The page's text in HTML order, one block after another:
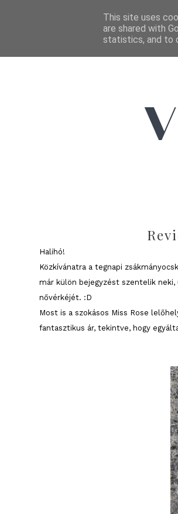
Halihó!
Közkívánatra a tegnapi
már külön bejegyzést szentelik
nővérkéjét. :D
Most is a szokásos Miss Rose
fantasztikus ár, tekintve, hogy
This site uses
are shared with
statistics, and to